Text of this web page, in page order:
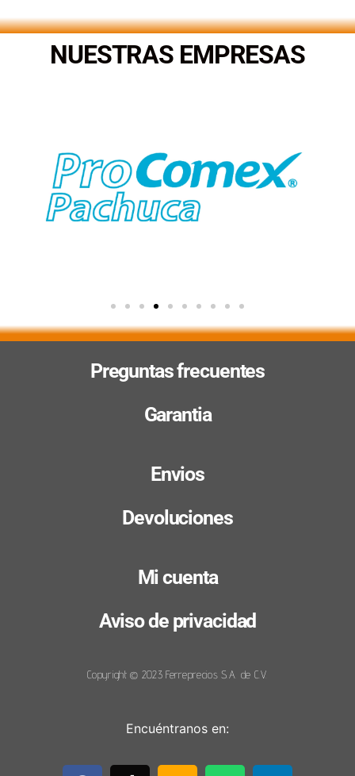
NUESTRAS EMPRESAS
Preguntas frecuentes
Garantia
Envios
Devoluciones
Mi cuenta
Aviso de privacidad
Copyright © 2023 Ferreprecios S.A. de C.V.
Encuéntranos en: